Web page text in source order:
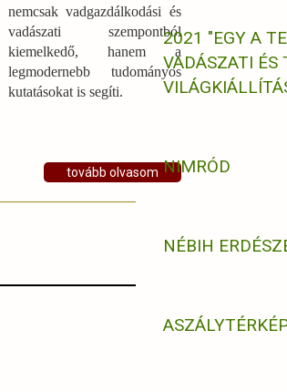
nemcsak vadgazdálkodási és
vadászati szempontból
kiemelkedő, hanem a
legmodernebb tudományos
kutatásokat is segíti.
tovább olvasom
2021 "EGY A
VADÁSZATI ÉS
NIMRÓD
NÉBIH